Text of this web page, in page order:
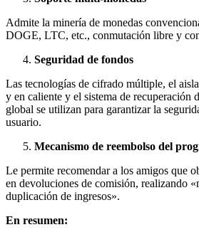
Admite la minería de monedas
DOGE, LTC, etc., conmutación libre y
Seguridad de fondos
Las tecnologías de cifrado múltiple, el
y en caliente y el sistema de recuperación
global se utilizan para garantizar la
usuario.
Mecanismo de reembolso del
Le permite recomendar a los amigos que
en devoluciones de comisión, realizando
duplicación de ingresos».
En resumen: